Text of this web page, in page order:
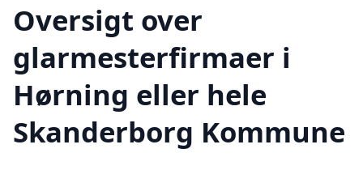
Oversigt over
glarmesterfirmaer i
Hørning eller hele
Skanderborg Kommune